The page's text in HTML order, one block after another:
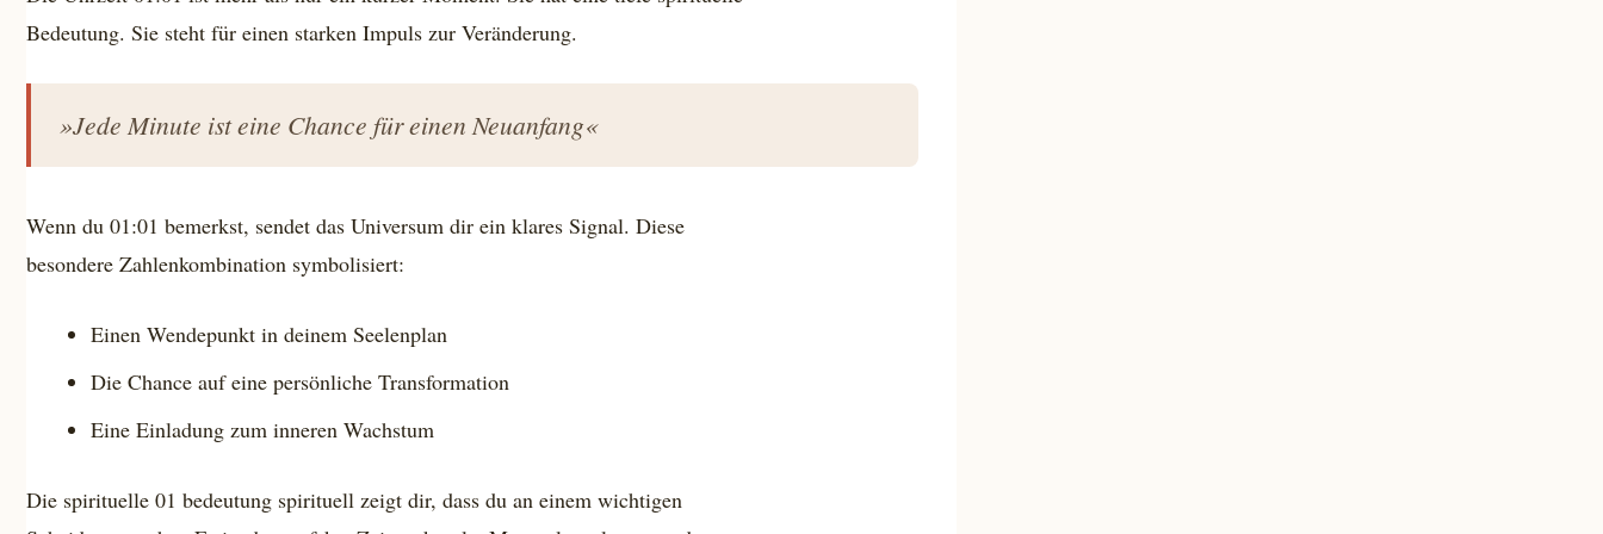
Bedeutung. Sie steht für einen starken Impuls zur Veränderung.
»Jede Minute ist eine Chance für einen Neuanfang«
Wenn du 01:01 bemerkst, sendet das Universum dir ein klares Signal. Diese
besondere Zahlenkombination symbolisiert:
Einen Wendepunkt in deinem Seelenplan
Die Chance auf eine persönliche Transformation
Eine Einladung zum inneren Wachstum
Die spirituelle 01 bedeutung spirituell zeigt dir, dass du an einem wichtigen